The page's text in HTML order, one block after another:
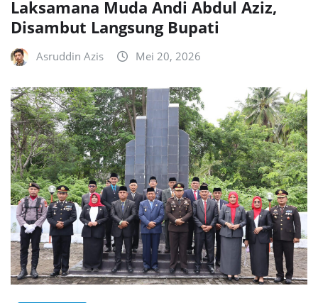
Laksamana Muda Andi Abdul Aziz,
Disambut Langsung Bupati
Asruddin Azis Mei 20, 2026